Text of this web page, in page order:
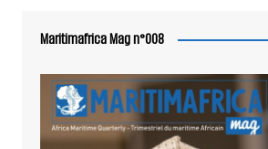
Maritimafrica Mag n°008